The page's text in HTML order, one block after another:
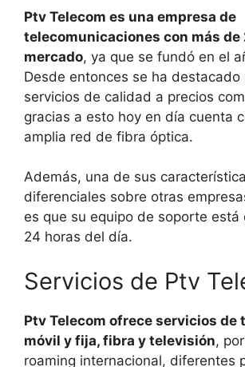
Ptv Telecom es una empresa de
telecomunicaciones con más de
mercado, ya que se fundó en el
Desde entonces se ha destacado
servicios de calidad a precios
gracias a esto hoy en día cuenta
amplia red de fibra óptica.
Además, una de sus
diferenciales sobre otras
es que su equipo de soporte está
24 horas del día.
Servicios de Ptv
Ptv Telecom ofrece servicios de
móvil y fija, fibra y televisión,
roaming internacional, diferentes